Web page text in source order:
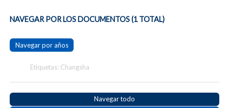
NAVEGAR POR LOS DOCUMENTOS (1 TOTAL)
Navegar por años
Etiquetas: Changsha
Navegar todo